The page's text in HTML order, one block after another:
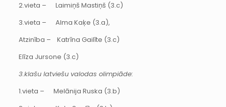
2.vieta – Laimiņš Mastiņš (3.c)
3.vieta – Alma Kaķe (3.a),
Atzinība – Katrīna Gailīte (3.c)
Elīza Jursone (3.c)
3.klašu latviešu valodas olimpiāde:
1.vieta – Melānija Ruska (3.b)